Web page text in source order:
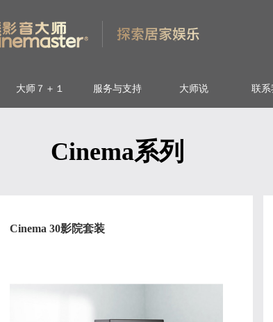
大师７＋１ 服务与支持 大师说 联系
Cinema系列
Cinema 30影院套装